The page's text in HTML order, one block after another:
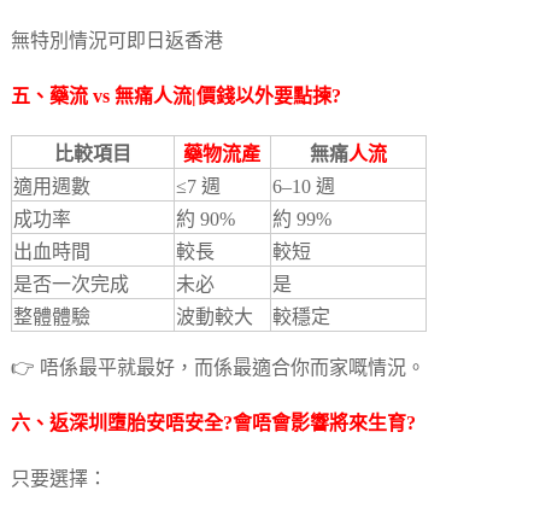
無特別情況可即日返香港
五、 藥流vs 無痛人流|價錢以外要點揀?
比較項目 藥物流產 無痛人流
適用週數
≤7 週
6–10 週
成功率
約 90%
約 99%
出血時間
較長
較短
是否一次完成
未必
是
整體體驗
波動較大 較穩定
👉 唔係最平就最好，而係最適合你而家嘅情況。
六、返深圳墮胎安唔安全?會唔會影響將來生育?
只要選擇：